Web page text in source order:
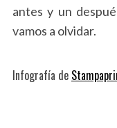
antes y un
vamos a olvidar.
Infografía de